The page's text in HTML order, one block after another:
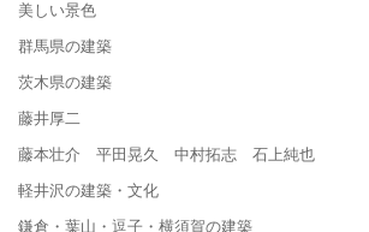
美しい景色
群馬県の建築
茨木県の建築
藤井厚二
藤本壮介 平田晃久 中村拓志 石上純也
軽井沢の建築・文化
鎌倉・葉山・逗子・横須賀の建築